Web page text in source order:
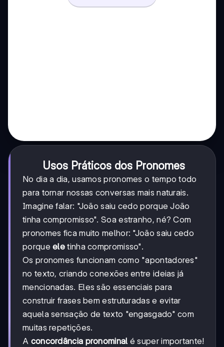
Usos Práticos dos Pronomes
No dia a dia, usamos pronomes o tempo todo
para tornar nossas conversas mais naturais.
Imagine falar: "João saiu cedo porque João
tinha compromisso". Soa estranho, né? Com
pronomes fica muito melhor: "João saiu cedo
porqueele tinha compromisso".
Os pronomes funcionam como "apontadores"
no texto, criando conexões entre ideias já
mencionadas. Eles são essenciais para
construir frases bem estruturadas e evitar
aquela sensação de texto "engasgado" com
muitas repetições.
A concordância pronominal é super importante!